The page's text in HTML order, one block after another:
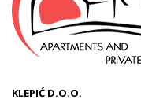
KLEPIĆ D.O.O.